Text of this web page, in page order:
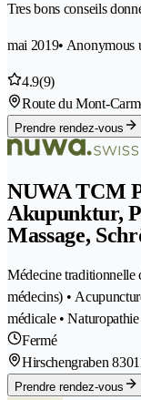
Tres bons conseils
mai 2019• Anonymous
4.9(9)
Route du Mont-
Prendre rendez-vous
NUWA TCM
Akupunktur,
Massage,
Médecine
médecins) •
médicale •
Fermé
Hirschengraben 8
Prendre rendez-vous